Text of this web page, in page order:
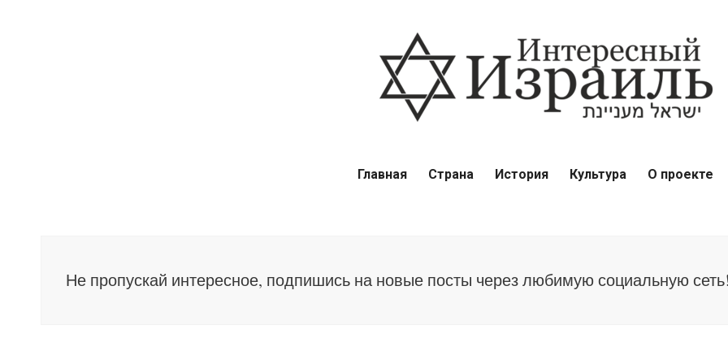
Главная Страна История Культура О проекте
Не пропускай интересное, подпишись на новые посты через любимую социальную сеть!